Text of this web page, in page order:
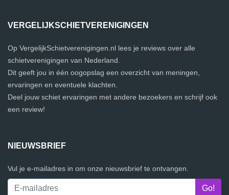
VERGELIJKSCHIETVERENIGINGEN
Op VergelijkSchietverenigingen.nl lees je reviews over alle
schietverenigingen van Nederland.
Dit geeft jou in één oogopslag een overzicht van meningen,
ervaringen en eventuele klachten.
Deel jouw schiet ervaringen met andere bezoekers en schrijf ook
een review!
NIEUWSBRIEF
Vul je e-mailadres in om onze nieuwsbrief te ontvangen.